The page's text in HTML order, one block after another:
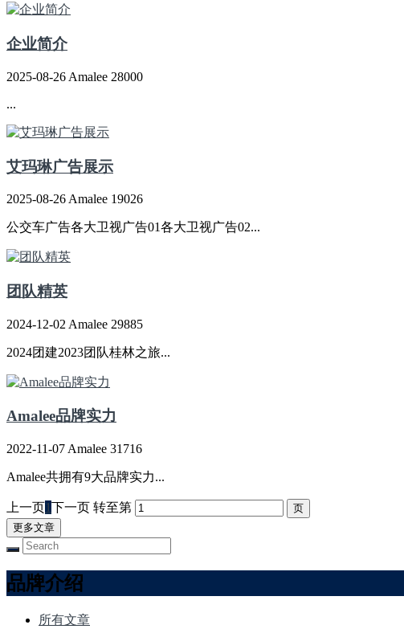
企业简介
2025-08-26 Amalee 28000
...
艾玛琳广告展示
2025-08-26 Amalee 19026
公交车广告各大卫视广告01各大卫视广告02...
团队精英
2024-12-02 Amalee 29885
2024团建2023团队桂林之旅...
Amalee品牌实力
2022-11-07 Amalee 31716
Amalee共拥有9大品牌实力...
上一页1下一页 转至第
更多文章
品牌介绍
所有文章